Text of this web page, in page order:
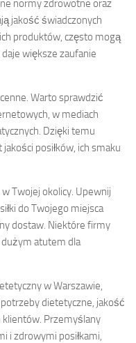
normy zdrowotne oraz
jakość świadczonych
produktów, często mogą
większe zaufanie
Warto sprawdzić
w mediach
Dzięki temu
posiłków, ich smaku
w Twojej okolicy. Upewnij
do Twojego miejsca
dostaw. Niektóre firmy
atutem dla
w Warszawie,
dietetyczne, jakość
klientów. Przemyślany
i zdrowymi posiłkami,